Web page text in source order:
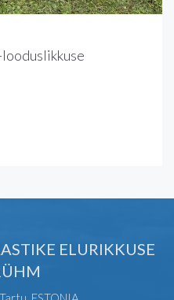
ELURIKKUSE